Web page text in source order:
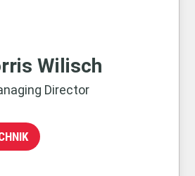
Wilisch
Director